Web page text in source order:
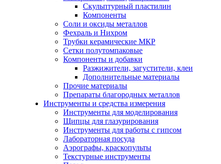
Скульптурный пластилин
Компоненты
Соли и оксиды металлов
Фехраль и Нихром
Трубки керамические МКР
Сетки полутомпаковые
Компоненты и добавки
Разжижители, загустители, клеи
Дополнительные материалы
Прочие материалы
Препараты благородных металлов
Инструменты и средства измерения
Инструменты для моделирования
Щипцы для глазурирования
Инструменты для работы с гипсом
Лабораторная посуда
Аэрографы, краскопульты
Текстурные инструменты